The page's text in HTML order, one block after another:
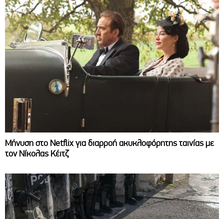
Μήνυση στο Netflix για διαρροή ακυκλοφόρητης ταινίας με
τον Νίκολας Κέιτζ